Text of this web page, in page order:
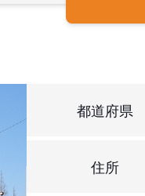
都道府県
住所